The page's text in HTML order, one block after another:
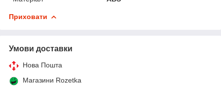
Приховати
Умови доставки
Нова Пошта
Магазини Rozetka